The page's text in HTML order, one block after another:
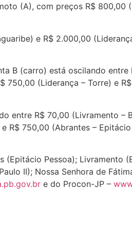
(A), com preços R$ 800,00
e R$ 2.000,00
B (carro) está oscilando entre
(Liderança – Torre) e
entre R$ 70,00 (Livramento –
R$ 750,00 (Abrantes –
Pessoa); Livramento
II); Nossa Senhora de
e do Procon-JP –